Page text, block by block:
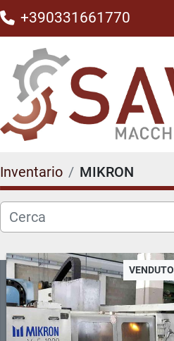
+390331661770
Inventario MIKRON
VENDUTO